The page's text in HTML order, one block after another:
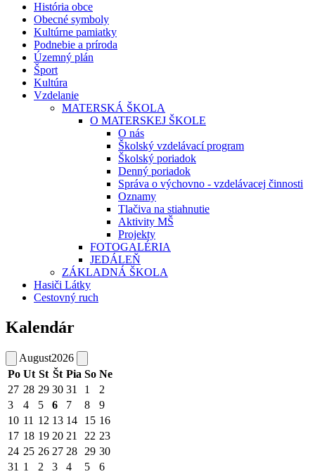
História obce
Obecné symboly
Kultúrne pamiatky
Podnebie a príroda
Územný plán
Šport
Kultúra
Vzdelanie
MATERSKÁ ŠKOLA
O MATERSKEJ ŠKOLE
O nás
Školský vzdelávací program
Školský poriadok
Denný poriadok
Správa o výchovno - vzdelávacej činnosti
Oznamy
Tlačiva na stiahnutie
Aktivity MŠ
Projekty
FOTOGALÉRIA
JEDÁLEŇ
ZÁKLADNÁ ŠKOLA
Hasiči Látky
Cestovný ruch
Kalendár
August2026
Po Ut St Št Pia So Ne
27 28 29 30 31 1
2
3
4 5 6 7 8
9
10 11 12 13 14 15 16
17 18 19 20 21 22 23
24 25 26 27 28 29 30
31 1 2 3 4 5 6